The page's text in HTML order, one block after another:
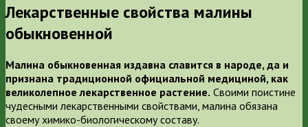
Лекарственные свойства малины
обыкновенной
Малина обыкновенная издавна славится в народе, да и
признана традиционной официальной медициной, как
великолепное лекарственное растение. Своими поистине
чудесными лекарственными свойствами, малина обязана
своему химико-биологическому составу.